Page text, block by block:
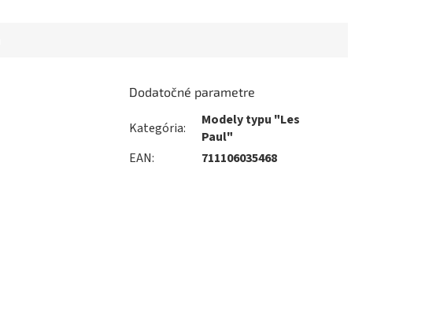
Dodatočné parametre
Kategória:
Modely typu "Les
Paul"
EAN: 711106035468